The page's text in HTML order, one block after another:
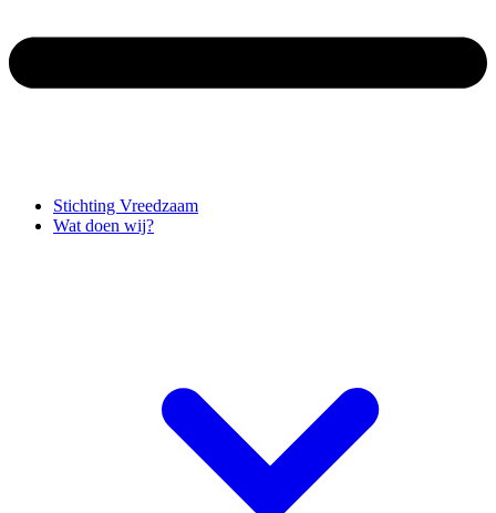
Stichting Vreedzaam
Wat doen wij?